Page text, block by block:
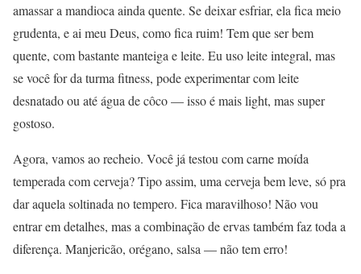
amassar a mandioca ainda quente. Se deixar esfriar, ela fica meio
grudenta, e ai meu Deus, como fica ruim! Tem que ser bem
quente, com bastante manteiga e leite. Eu uso leite integral, mas
se você for da turma fitness, pode experimentar com leite
desnatado ou até água de côco — isso é mais light, mas super
gostoso.
Agora, vamos ao recheio. Você já testou com carne moída
temperada com cerveja? Tipo assim, uma cerveja bem leve, só pra
dar aquela soltinada no tempero. Fica maravilhoso! Não vou
entrar em detalhes, mas a combinação de ervas também faz toda a
diferença. Manjericão, orégano, salsa — não tem erro!